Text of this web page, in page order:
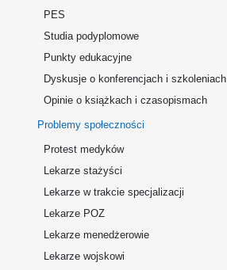
PES
Studia podyplomowe
Punkty edukacyjne
Dyskusje o konferencjach i szkoleniach
Opinie o książkach i czasopismach
Problemy społeczności
Protest medyków
Lekarze stażyści
Lekarze w trakcie specjalizacji
Lekarze POZ
Lekarze menedżerowie
Lekarze wojskowi